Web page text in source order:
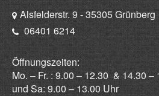
Alsfelderstr. 9 - 35305 Grünberg
06401 6214
Öffnungszeiten:
Mo. – Fr. : 9.00 – 12.30 & 14.30 –
und Sa: 9.00 – 13.00 Uhr